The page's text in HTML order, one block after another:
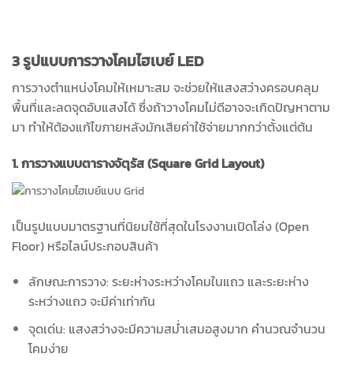
3 รูปแบบการวางโคมไฮเบย์ LED
การวางตำแหน่งโคมให้เหมาะสม จะช่วยให้แสงสว่างครอบคลุม
พื้นที่และลดจุดอับแสงได้ ซึ่งถ้าวางโคมไม่ดีอาจจะเกิดปัญหาตาม
มา ทำให้ต้องแก้ไขภายหลังมักเสียค่าใช้จ่ายมากกว่าตั้งแต่ต้น
1. การวางแบบตารางจัตุรัส (Square Grid Layout)
เป็นรูปแบบมาตรฐานที่นิยมใช้ที่สุดในโรงงานเปิดโล่ง (Open
Floor) หรือไลน์ประกอบสินค้า
ลักษณะการวาง: ระยะห่างระหว่างโคมในแถว และระยะห่าง
ระหว่างแถว จะมีค่าเท่ากัน
จุดเด่น: แสงสว่างจะมีความสม่ำเสมอสูงมาก คำนวณจำนวน
โคมง่าย